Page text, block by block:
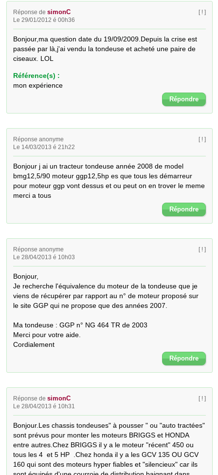
Réponse desimonC
Le 29/01/2012 é 00h36
[ ! ]
Bonjour,ma question date du 19/09/2009.Depuis la crise est
passée par là,j'ai vendu la tondeuse et acheté une paire de
ciseaux. LOL
Référence(s) :
mon expérience
Répondre
Réponse anonyme
Le 14/03/2013 é 21h22
[ ! ]
Bonjour j ai un tracteur tondeuse année 2008 de model
bmg12,5/90 moteur ggp12,5hp es que tous les démarreur
pour moteur ggp vont dessus et ou peut on en trover le meme
merci a tous
Répondre
Réponse anonyme
Le 28/04/2013 é 10h03
[ ! ]
Bonjour,
Je recherche l'équivalence du moteur de la tondeuse que je
viens de récupérer par rapport au n° de moteur proposé sur
le site GGP qui ne propose que des années 2007.
Ma tondeuse : GGP n° NG 464 TR de 2003
Merci pour votre aide.
Cordialement
Répondre
Réponse desimonC
Le 28/04/2013 é 10h31
[ ! ]
Bonjour.Les chassis tondeuses" à pousser " ou "auto tractées"
sont prévus pour monter les moteurs BRIGGS et HONDA
entre autres.Chez BRIGGS il y a le moteur "récent" 450 ou
tous les 4  et 5 HP  .Chez honda il y a les GCV 135 OU GCV
160 qui sont des moteurs hyper fiables et "silencieux" car ils